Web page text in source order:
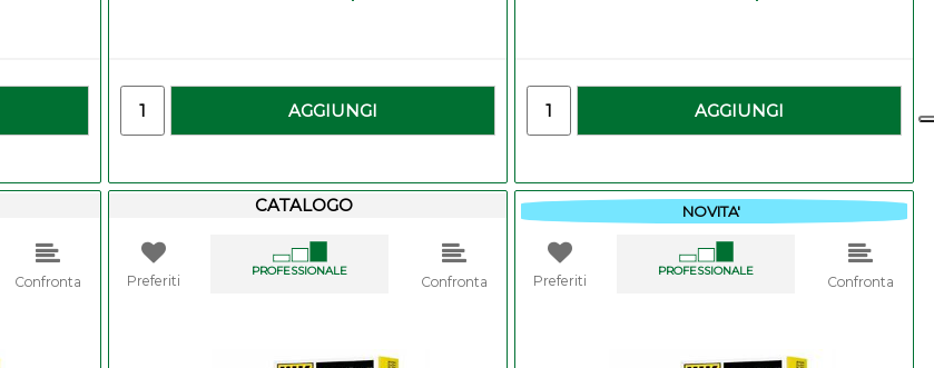
AGGIUNGI AGGIUNGI
Confronta
CATALOGO
Preferiti
PROFESSIONALE
Confronta
NOVITA'
Preferiti
PROFESSIONALE
Confronta